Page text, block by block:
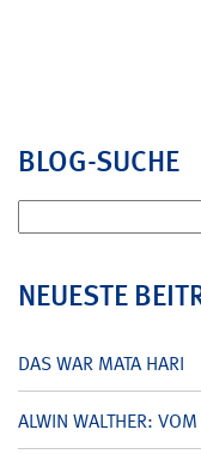
BLOG-SUCHE
nach:
NEUESTE
DAS WAR MATA HARI
ALWIN WALTHER: